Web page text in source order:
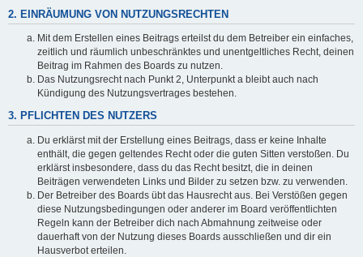
2. EINRÄUMUNG VON NUTZUNGSRECHTEN
Mit dem Erstellen eines Beitrags erteilst du dem Betreiber ein einfaches,
zeitlich und räumlich unbeschränktes und unentgeltliches Recht, deinen
Beitrag im Rahmen des Boards zu nutzen.
Das Nutzungsrecht nach Punkt 2, Unterpunkt a bleibt auch nach
Kündigung des Nutzungsvertrages bestehen.
3. PFLICHTEN DES NUTZERS
Du erklärst mit der Erstellung eines Beitrags, dass er keine Inhalte
enthält, die gegen geltendes Recht oder die guten Sitten verstoßen. Du
erklärst insbesondere, dass du das Recht besitzt, die in deinen
Beiträgen verwendeten Links und Bilder zu setzen bzw. zu verwenden.
Der Betreiber des Boards übt das Hausrecht aus. Bei Verstößen gegen
diese Nutzungsbedingungen oder anderer im Board veröffentlichten
Regeln kann der Betreiber dich nach Abmahnung zeitweise oder
dauerhaft von der Nutzung dieses Boards ausschließen und dir ein
Hausverbot erteilen.